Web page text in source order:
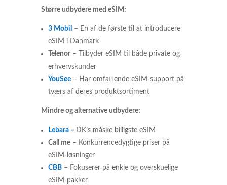
Større udbydere med eSIM:
3 Mobil
– En af de første til at introducere
eSIM i Danmark
Telenor– Tilbyder eSIM til både private og
erhvervskunder
YouSee – Har omfattende eSIM-support på
tværs af deres produktsortiment
Mindre og alternative udbydere:
Lebara– DK’s måske billigste eSIM
Call me– Konkurrencedygtige priser på
eSIM-løsninger
CBB– Fokuserer på enkle og overskuelige
eSIM-pakker